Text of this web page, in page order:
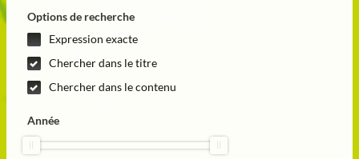
Options de recherche
Expression exacte
Chercher dans le titre
Chercher dans le contenu
Année